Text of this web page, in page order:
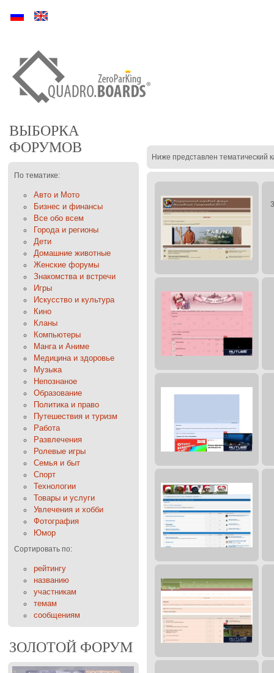
Ру En
ВЫБОРКА
ФОРУМОВ
По тематике:
Авто и Мото
Бизнес и финансы
Все обо всем
Города и регионы
Дети
Домашние животные
Женские форумы
Знакомства и встречи
Игры
Искусство и культура
Кино
Кланы
Компьютеры
Манга и Аниме
Медицина и здоровье
Музыка
Непознаное
Образование
Политика и право
Путешествия и туризм
Работа
Развлечения
Ролевые игры
Семья и быт
Спорт
Технологии
Товары и услуги
Увлечения и хобби
Фотография
Юмор
Сортировать по:
рейтингу
названию
участникам
темам
сообщениям
ЗОЛОТОЙ ФОРУМ
Ниже представлен тематический